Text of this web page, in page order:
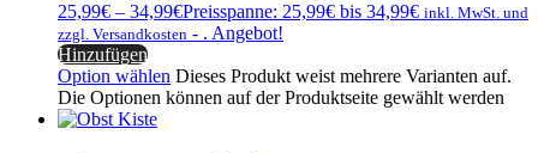
25,99€ – 34,99€Preisspanne: 25,99€ bis 34,99€ inkl. MwSt. und
zzgl. Versandkosten - . Angebot!
Hinzufügen
Option wählen Dieses Produkt weist mehrere Varianten auf.
Die Optionen können auf der Produktseite gewählt werden